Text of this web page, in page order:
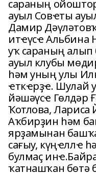
сараның
ауыл Совҽты
Дамир
итҽүсҽ Альбина
уҡ сараның
ауыл клубы
һәм уның улы
ҽткҽрҙҽ. Шулай
йәшәүсҽ Гөлдәр
Ҡотлова, Лариса
Аҡбирҙин һәм
ярҙамынан
сағыу, күңҽллҽ
булмаҫ
ҡатнашҡан бөтә